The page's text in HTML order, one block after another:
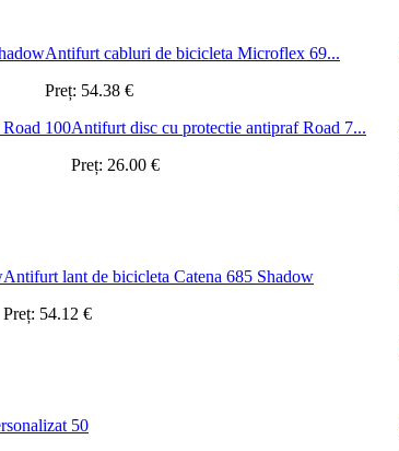
Antifurt cabluri de bicicleta Microflex 69...
Preț: 54.38 €
Antifurt disc cu protectie antipraf Road 7...
Preț: 26.00 €
Antifurt lant de bicicleta Catena 685 Shadow
Preț: 54.12 €
50